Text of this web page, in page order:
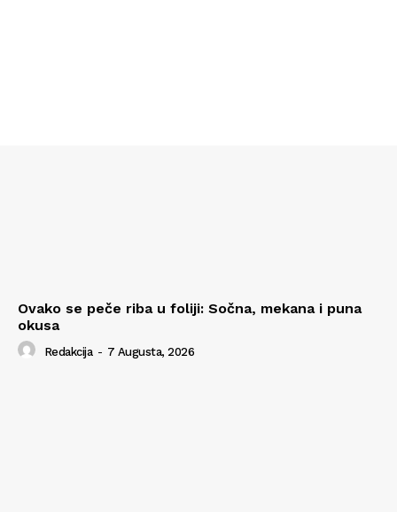
Ovako se peče riba u foliji: Sočna, mekana i puna
okusa
Redakcija - 7 Augusta, 2026